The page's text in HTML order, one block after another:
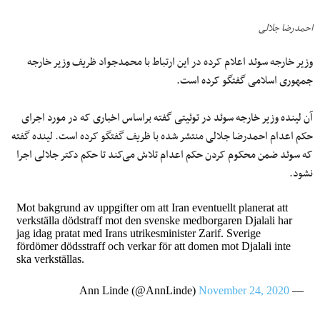
احمدرضا جلالی
وزیر خارجه سوئد اعلام کرده در این ارتباط با محمدجواد ظریف وزیر خارجه
جمهوری اسلامی گفتگو کرده است.
آن لینده وزیر خارجه سوئد در توئیتی گفته براساس اخباری که در مورد اجرای
حکم اعدام احمدرضا جلالی منتشر شده با ظریف گفتگو کرده است. لینده گفته
که سوئد ضمن محکوم کردن حکم اعدام تلاش می‌کند تا حکم دکتر جلالی اجرا
نشود.
Mot bakgrund av uppgifter om att Iran eventuellt planerat att
verkställa dödstraff mot den svenske medborgaren Djalali har
jag idag pratat med Irans utrikesminister Zarif. Sverige
fördömer dödsstraff och verkar för att domen mot Djalali inte
ska verkställas.
— Ann Linde (@AnnLinde)
November 24, 2020